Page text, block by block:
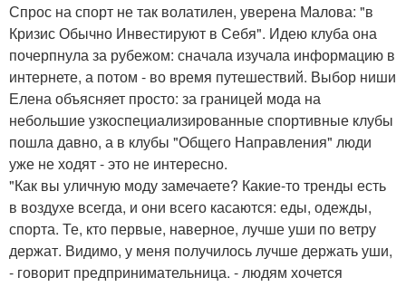
Спрос на спорт не так волатилен, уверена Малова: "в
Кризис Обычно Инвестируют в Себя". Идею клуба она
почерпнула за рубежом: сначала изучала информацию в
интернете, а потом - во время путешествий. Выбор ниши
Елена объясняет просто: за границей мода на
небольшие узкоспециализированные спортивные клубы
пошла давно, а в клубы "Общего Направления" люди
уже не ходят - это не интересно.
"Как вы уличную моду замечаете? Какие-то тренды есть
в воздухе всегда, и они всего касаются: еды, одежды,
спорта. Те, кто первые, наверное, лучше уши по ветру
держат. Видимо, у меня получилось лучше держать уши,
- говорит предпринимательница. - людям хочется